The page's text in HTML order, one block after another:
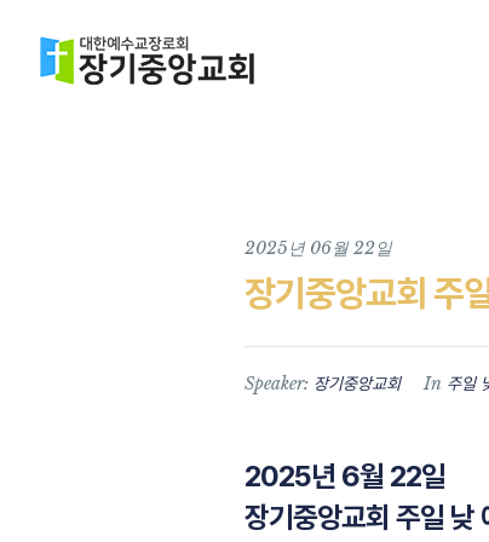
2025년 06월 22일
장기중앙교회 주
Speaker: 장기중앙교회 In 주일
2025년 6월 22일
장기중앙교회 주일 낮